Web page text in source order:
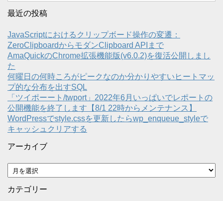
最近の投稿
JavaScriptにおけるクリップボード操作の変遷：
ZeroClipboardからモダンClipboard APIまで
AmaQuickのChrome拡張機能版(v6.0.2)を復活公開しまし
た
何曜日の何時ころがピークなのか分かりやすいヒートマッ
プ的な分布を出すSQL
「ツイポーート/twport」2022年6月いっぱいでレポートの
公開機能を終了します【8/1 22時からメンテナンス】
WordPressでstyle.cssを更新したらwp_enqueue_styleで
キャッシュクリアする
アーカイブ
ア
ー
カ
カテゴリー